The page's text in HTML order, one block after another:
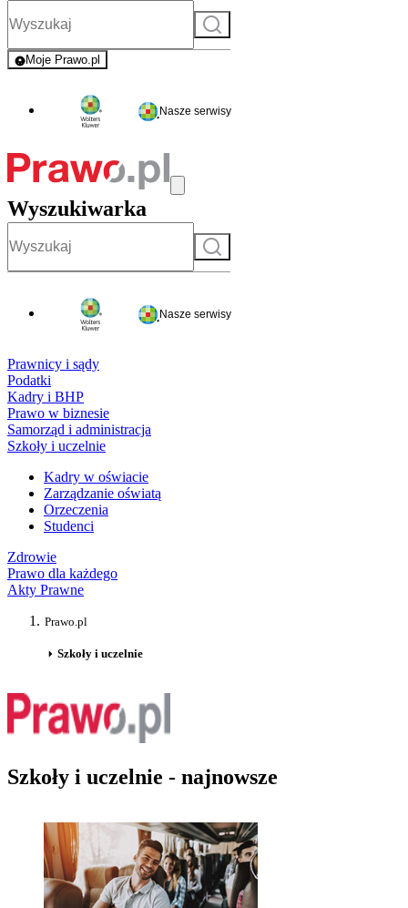
Szukaj
Moje Prawo.pl
- rejestracja i logowanie do serwisu
Nasze serwisy
Wyszukiwarka
Szukaj
Nasze serwisy
Prawnicy i sądy
Podatki
Kadry i BHP
Prawo w biznesie
Samorząd i administracja
Szkoły i uczelnie
Kadry w oświacie
Zarządzanie oświatą
Orzeczenia
Studenci
Zdrowie
Prawo dla każdego
Akty Prawne
Prawo.pl
Szkoły i uczelnie
Szkoły i uczelnie - najnowsze